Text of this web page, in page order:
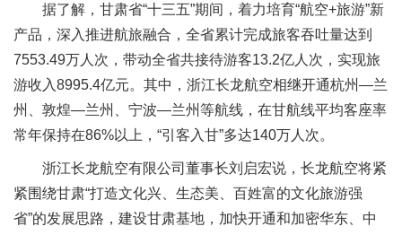
据了解，甘肃省“十三五”期间，着力培育“航空+旅游”新
产品，深入推进航旅融合，全省累计完成旅客吞吐量达到
7553.49万人次，带动全省共接待游客13.2亿人次，实现旅
游收入8995.4亿元。其中，浙江长龙航空相继开通杭州—兰
州、敦煌—兰州、宁波—兰州等航线，在甘航线平均客座率
常年保持在86%以上，“引客入甘”多达140万人次。
浙江长龙航空有限公司董事长刘启宏说，长龙航空将紧
紧围绕甘肃“打造文化兴、生态美、百姓富的文化旅游强
省”的发展思路，建设甘肃基地，加快开通和加密华东、中